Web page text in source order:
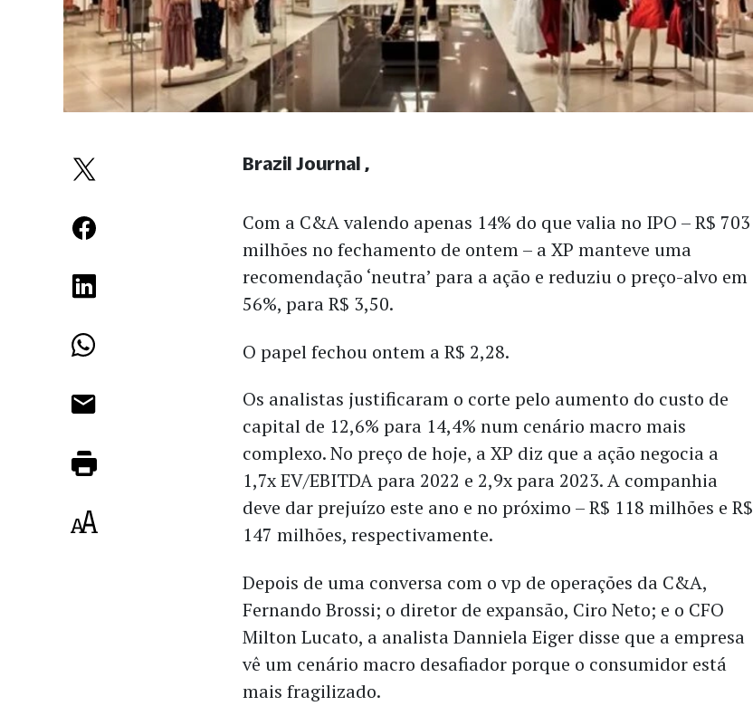
Com a C&A valendo apenas 14% do que valia no IPO – R$ 703
milhões no fechamento de ontem – a XP manteve uma
recomendação ‘neutra’ para a ação e reduziu o preço-alvo em
56%, para R$ 3,50.
O papel fechou ontem a R$ 2,28.
Os analistas justificaram o corte pelo aumento do custo de
capital de 12,6% para 14,4% num cenário macro mais
complexo. No preço de hoje, a XP diz que a ação negocia a
1,7x EV/EBITDA para 2022 e 2,9x para 2023. A companhia
deve dar prejuízo este ano e no próximo – R$ 118 milhões e R$
147 milhões, respectivamente.
Depois de uma conversa com o vp de operações da C&A,
Fernando Brossi; o diretor de expansão, Ciro Neto; e o CFO
Milton Lucato, a analista Danniela Eiger disse que a empresa
vê um cenário macro desafiador porque o consumidor está
mais fragilizado.
Brazil Journal